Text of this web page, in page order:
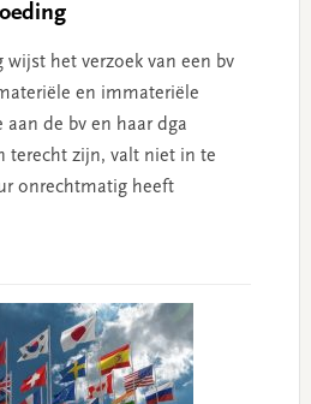
wijst het verzoek van een bv
en immateriële
de bv en haar dga
terecht zijn, valt niet in te
onrechtmatig heeft